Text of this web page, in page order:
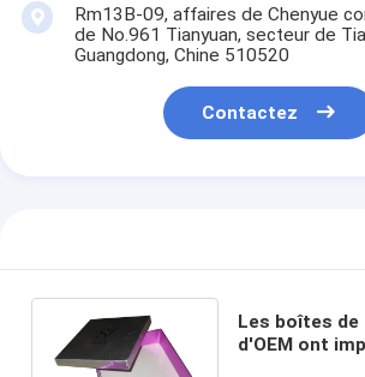
Rm13B-09, affaires de Chenyue
de No.961 Tianyuan, secteur de
Guangdong, Chine 510520
Contactez
Les boîtes de
d'OEM ont